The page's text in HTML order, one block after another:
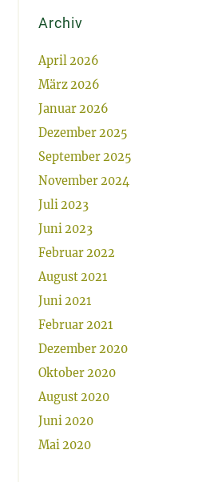
Archiv
April 2026
März 2026
Januar 2026
Dezember 2025
September 2025
November 2024
Juli 2023
Juni 2023
Februar 2022
August 2021
Juni 2021
Februar 2021
Dezember 2020
Oktober 2020
August 2020
Juni 2020
Mai 2020